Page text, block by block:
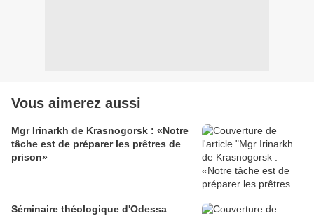
Vous aimerez aussi
Mgr Irinarkh de Krasnogorsk : «Notre
tâche est de préparer les prêtres de
prison»
Séminaire théologique d'Odessa